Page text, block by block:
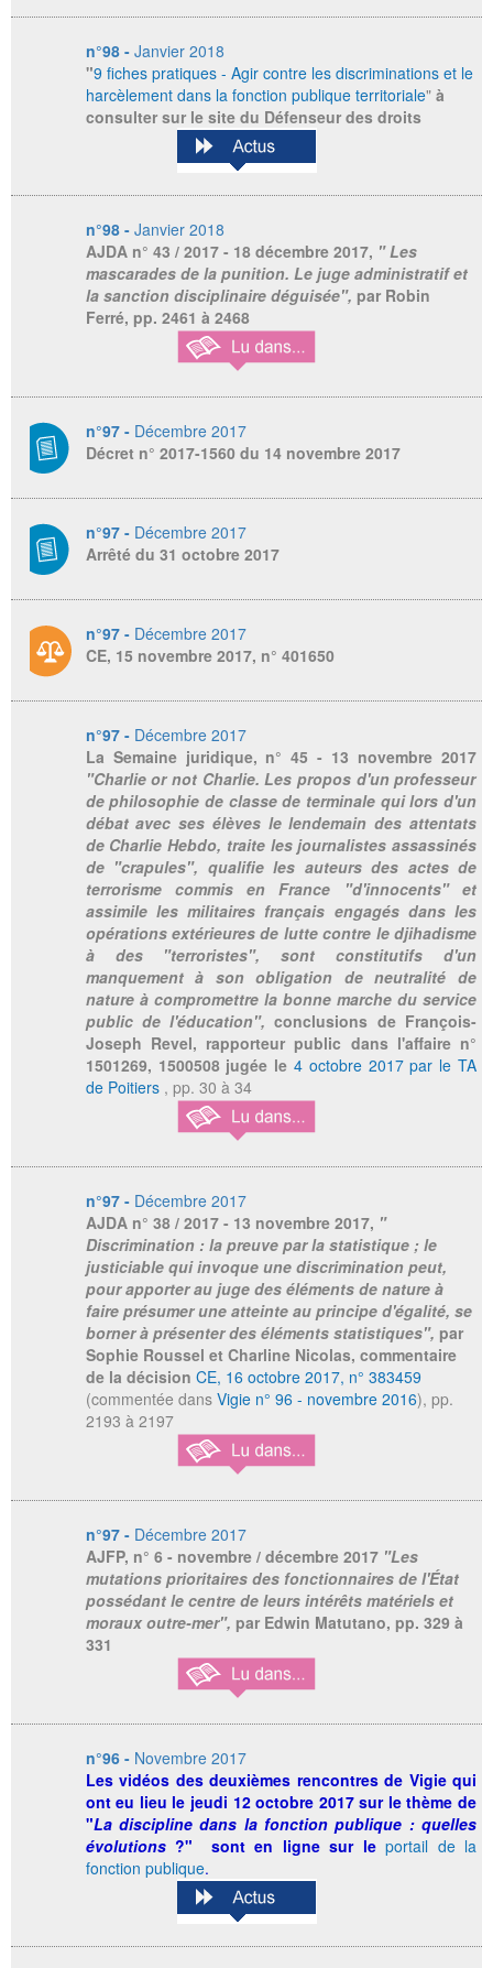
n°98 - Janvier 2018
"9 fiches pratiques - Agir contre les discriminations et le
harcèlement dans la fonction publique territoriale" à
consulter sur le site du Défenseur des droits
n°98 - Janvier 2018
AJDA n° 43 / 2017 - 18 décembre 2017, " Les
mascarades de la punition. Le juge administratif et
la sanction disciplinaire déguisée", par Robin
Ferré, pp. 2461 à 2468
n°97 - Décembre 2017
Décret n° 2017-1560 du 14 novembre 2017
n°97 - Décembre 2017
Arrêté du 31 octobre 2017
n°97 - Décembre 2017
CE, 15 novembre 2017, n° 401650
n°97 - Décembre 2017
La Semaine juridique, n° 45 - 13 novembre 2017
"Charlie or not Charlie. Les propos d'un professeur
de philosophie de classe de terminale qui lors d'un
débat avec ses élèves le lendemain des attentats
de Charlie Hebdo, traite les journalistes assassinés
de "crapules", qualifie les auteurs des actes de
terrorisme commis en France "d'innocents" et
assimile les militaires français engagés dans les
opérations extérieures de lutte contre le djihadisme
à des "terroristes", sont constitutifs d'un
manquement à son obligation de neutralité de
nature à compromettre la bonne marche du service
public de l'éducation",conclusions de François-
Joseph Revel, rapporteur public dans l'affaire n°
1501269, 1500508 jugée le 4 octobre 2017 par le TA
de Poitiers, pp. 30 à 34
n°97 - Décembre 2017
AJDA n° 38 / 2017 - 13 novembre 2017, "
Discrimination : la preuve par la statistique ; le
justiciable qui invoque une discrimination peut,
pour apporter au juge des éléments de nature à
faire présumer une atteinte au principe d'égalité, se
borner à présenter des éléments statistiques", par
Sophie Roussel et Charline Nicolas, commentaire
de la décision CE, 16 octobre 2017, n° 383459
(commentée dans Vigie n° 96 - novembre 2016), pp.
2193 à 2197
n°97 - Décembre 2017
AJFP, n° 6 - novembre / décembre 2017 "Les
mutations prioritaires des fonctionnaires de l'État
possédant le centre de leurs intérêts matériels et
moraux outre-mer", par Edwin Matutano, pp. 329 à
331
n°96 - Novembre 2017
Les vidéos desdeuxièmes rencontres de Vigiequi
ont eu lieu le jeudi 12 octobre 2017 sur le thème de
"La discipline dans la fonction publique : quelles
évolutions?" sont en ligne sur leportail de la
fonction publique.